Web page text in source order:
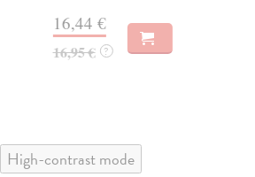
16,44 €
16,95 € ?
High-contrast mode